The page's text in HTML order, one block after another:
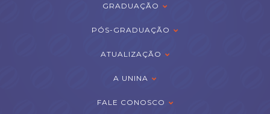
GRADUAÇÃO
PÓS-GRADUAÇÃO
ATUALIZAÇÃO
A UNINA
FALE CONOSCO